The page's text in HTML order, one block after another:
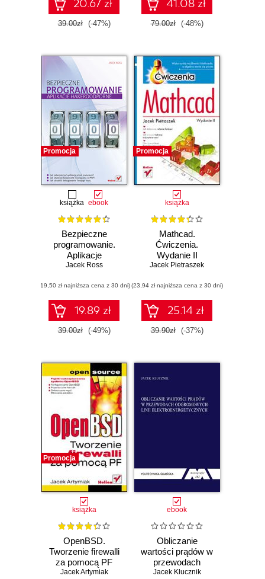
20.67 zł
39.00zł (-47%)
41.08 zł
79.00zł (-48%)
Promocja
książka ebook
Bezpieczne
programowanie.
Aplikacje
hakeroodporne
Jacek Ross
(19,50 zł najniższa cena z 30 dni)
19.89 zł
39.00zł (-49%)
Promocja
książka
Mathcad.
Ćwiczenia.
Wydanie II
Jacek Pietraszek
(23,94 zł najniższa cena z 30 dni)
25.14 zł
39.90zł (-37%)
Promocja
książka
OpenBSD.
Tworzenie firewalli
za pomocą PF
Jacek Artymiak
ebook
Obliczanie
wartości prądów w
przewodach
odgromowych linii
Jacek Klucznik